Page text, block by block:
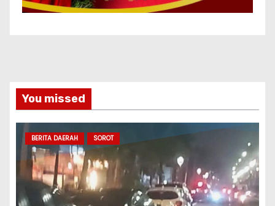
You missed
BERITA DAERAH SOROT